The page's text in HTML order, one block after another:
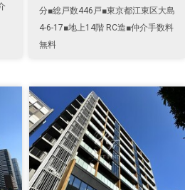
分■総戸数446戸■東京都江東区大島
4-6-17■地上14階 RC造■仲介手数料
無料